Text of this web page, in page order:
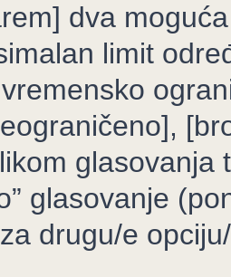
dva
limit
glasovanja
glasovanje
drugu/e